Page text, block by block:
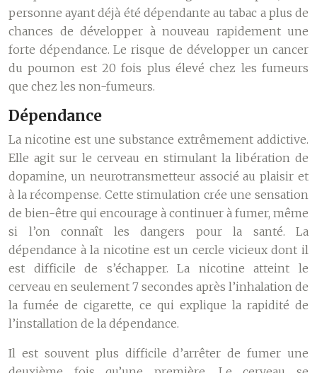
personne ayant déjà été dépendante au tabac a plus de
chances de développer à nouveau rapidement une
forte dépendance. Le risque de développer un cancer
du poumon est 20 fois plus élevé chez les fumeurs
que chez les non-fumeurs.
Dépendance
La nicotine est une substance extrêmement addictive.
Elle agit sur le cerveau en stimulant la libération de
dopamine, un neurotransmetteur associé au plaisir et
à la récompense. Cette stimulation crée une sensation
de bien-être qui encourage à continuer à fumer, même
si l’on connaît les dangers pour la santé. La
dépendance à la nicotine est un cercle vicieux dont il
est difficile de s’échapper. La nicotine atteint le
cerveau en seulement 7 secondes après l’inhalation de
la fumée de cigarette, ce qui explique la rapidité de
l’installation de la dépendance.
Il est souvent plus difficile d’arrêter de fumer une